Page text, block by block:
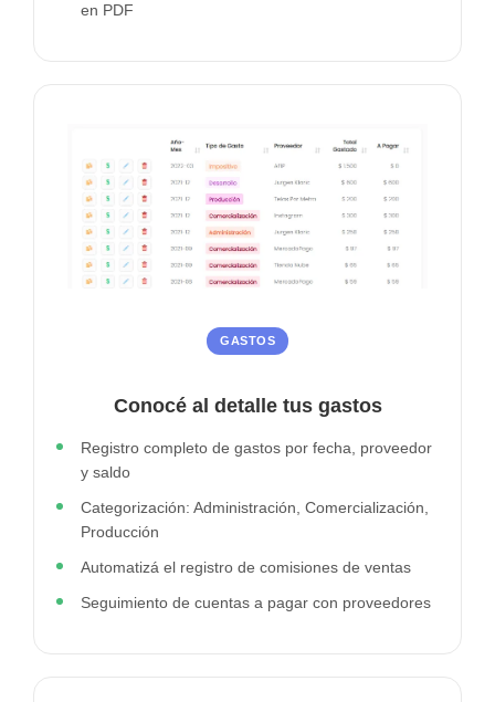
en PDF
GASTOS
Conocé al detalle tus gastos
Registro completo de gastos por fecha, proveedor
y saldo
Categorización: Administración, Comercialización,
Producción
Automatizá el registro de comisiones de ventas
Seguimiento de cuentas a pagar con proveedores